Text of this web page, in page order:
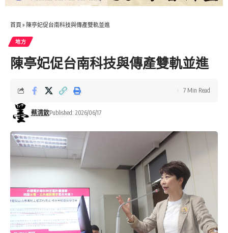
首頁 » 陳亭妃促台南科技與傳產雙軌並進
地方
陳亭妃促台南科技與傳產雙軌並進
蔡清欽Published: 2026/06/17
7 Min Read